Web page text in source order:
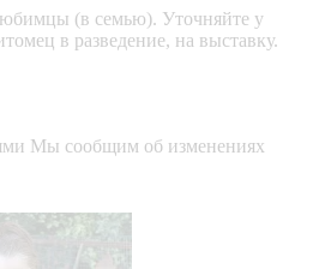
(в семью). Уточняйте у
в разведение, на выставку.
Мы сообщим об изменениях